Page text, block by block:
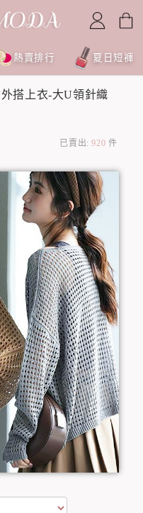
熱賣排行 夏日短褲
搭上衣-大U領針織
已賣出:920 件